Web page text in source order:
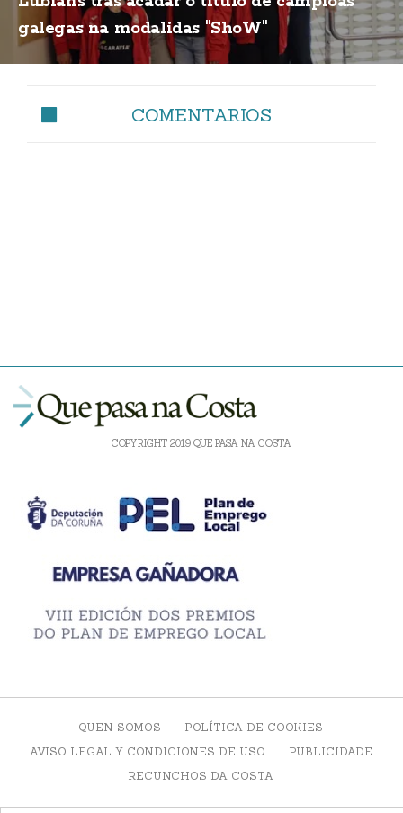
galegas na modalidas "ShoW"
COMENTARIOS
COPYRIGHT 2019 QUE PASA NA COSTA
QUEN SOMOS
POLÍTICA DE COOKIES
AVISO LEGAL Y CONDICIONES DE USO
PUBLICIDADE
RECUNCHOS DA COSTA